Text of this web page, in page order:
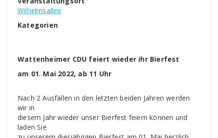
Wilhelmsallee
Kategorien
Wattenheimer CDU feiert wieder ihr Bierfest
am 01. Mai 2022, ab 11 Uhr
Nach 2 Ausfällen in den letzten beiden Jahren werden
wir in
diesem Jahr wieder unser Bierfest feiern können und
laden Sie